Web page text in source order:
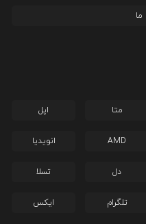
ما
متا اپل
AMD انویدیا
دل تسلا
تلگرام ایکس